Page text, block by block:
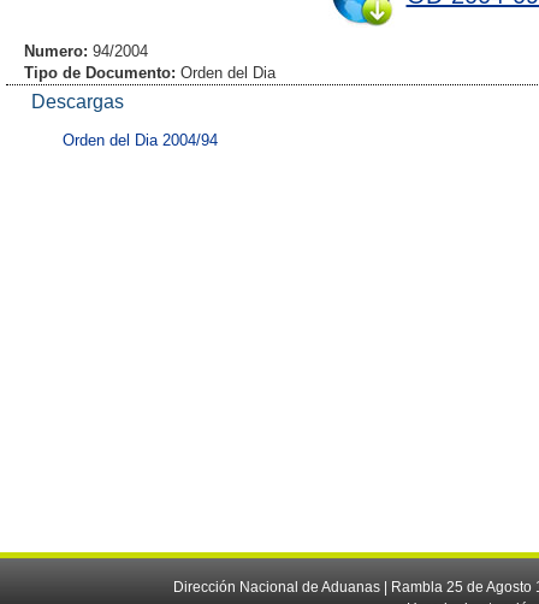
Numero: 94/2004
Tipo de Documento: Orden del Dia
Descargas
Orden del Dia 2004/94
Dirección Nacional de Aduanas | Rambla 25 de